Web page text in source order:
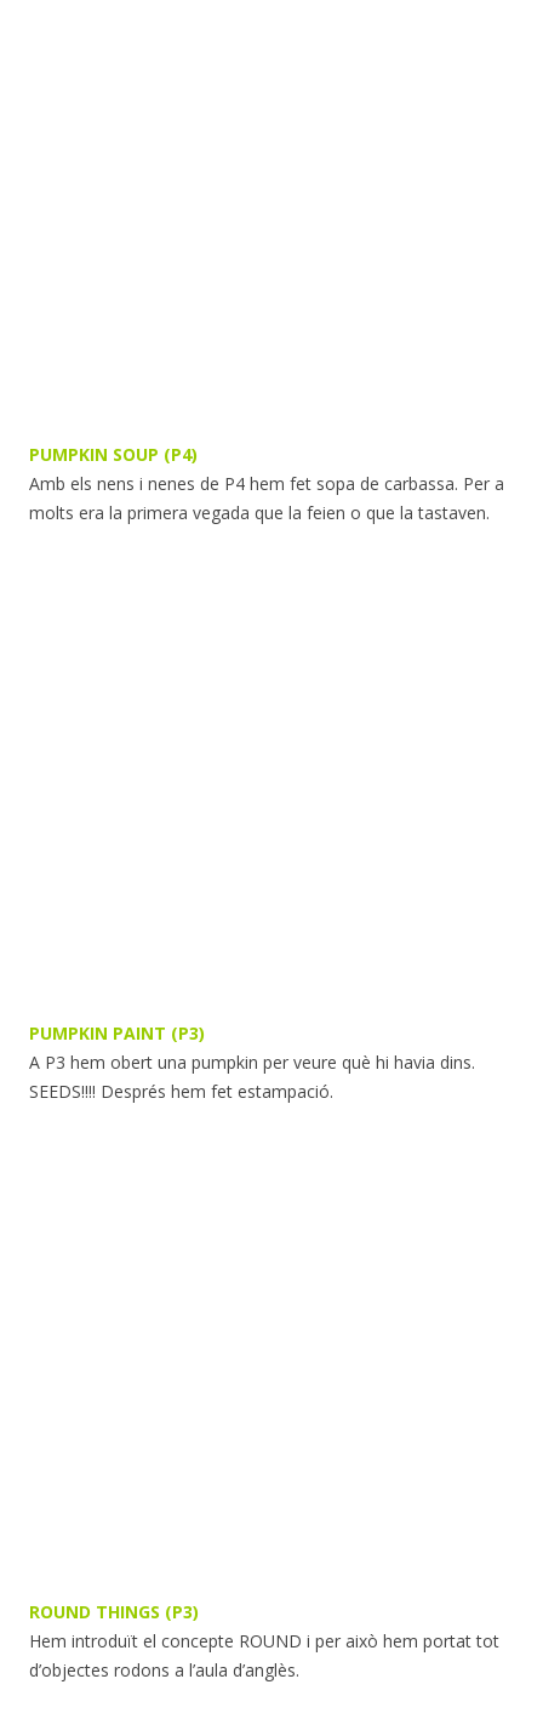
PUMPKIN SOUP (P4)
Amb els nens i nenes de P4 hem fet sopa de carbassa. Per a
molts era la primera vegada que la feien o que la tastaven.
PUMPKIN PAINT (P3)
A P3 hem obert una pumpkin per veure què hi havia dins.
SEEDS!!!! Després hem fet estampació.
ROUND THINGS (P3)
Hem introduït el concepte ROUND i per això hem portat tot
d’objectes rodons a l’aula d’anglès.